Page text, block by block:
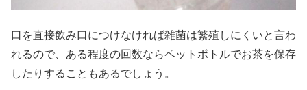
口を直接飲み口につけなければ雑菌は繁殖しにくいと言わ
れるので、ある程度の回数ならペットボトルでお茶を保存
したりすることもあるでしょう。